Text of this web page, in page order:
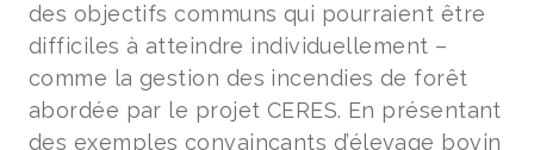
des objectifs communs qui pourraient être
difficiles à atteindre individuellement –
comme la gestion des incendies de forêt
abordée par le projet CERES. En présentant
des exemples convaincants d’élevage bovin